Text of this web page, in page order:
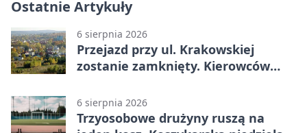
Ostatnie Artykuły
6 sierpnia 2026
Przejazd przy ul. Krakowskiej
zostanie zamknięty. Kierowców
6 sierpnia 2026
Trzyosobowe drużyny ruszą na